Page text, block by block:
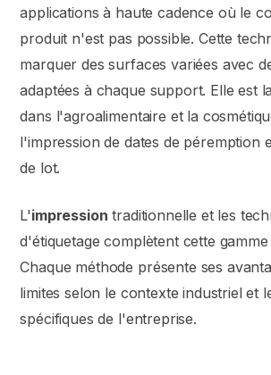
applications à haute cadence où le
produit n'est pas possible. Cette
marquer des surfaces variées avec
adaptées à chaque support. Elle est
dans l'agroalimentaire et la
l'impression de dates de péremption
de lot.
L'impression traditionnelle et les
d'étiquetage complètent cette
Chaque méthode présente ses
limites selon le contexte industriel et
spécifiques de l'entreprise.